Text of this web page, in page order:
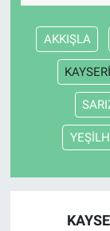
AKKIŞLA
KAYSERİ